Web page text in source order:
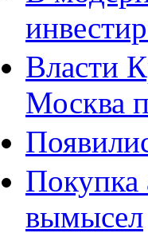
Власти
Москва
Покупка
вымысел